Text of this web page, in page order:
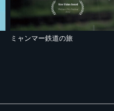
ミャンマー鉄道の旅